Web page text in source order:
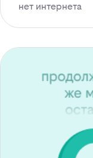
нет интернета